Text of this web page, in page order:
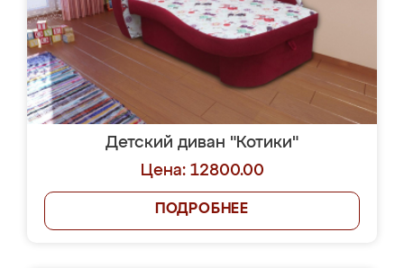
Детский диван "Котики"
Цена: 12800.00
ПОДРОБНЕЕ